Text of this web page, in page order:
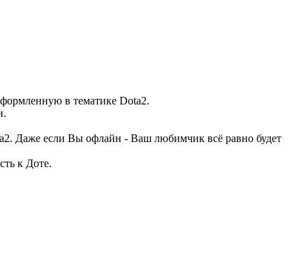
в тематике Dota2.
Даже если Вы офлайн - Ваш любимчик всё равно будет
к Доте.